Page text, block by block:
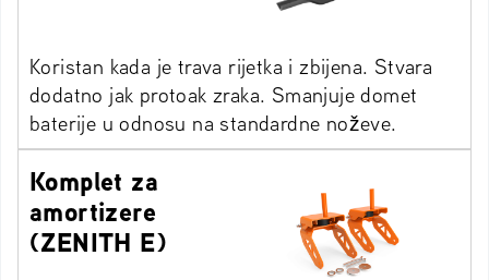
Koristan kada je trava rijetka i zbijena. Stvara
dodatno jak protoak zraka. Smanjuje domet
baterije u odnosu na standardne noževe.
Komplet za
amortizere
(ZENITH E)